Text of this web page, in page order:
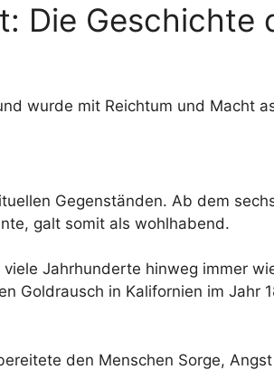
Die Geschichte
wurde mit Reichtum und Macht
Gegenständen. Ab dem
galt somit als wohlhabend.
Jahrhunderte hinweg immer
Goldrausch in Kalifornien im Jahr
den Menschen Sorge,